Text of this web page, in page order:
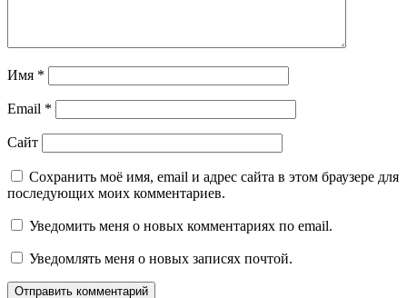
Имя *
Email *
Сайт
Сохранить моё имя, email и адрес сайта в этом браузере для
последующих моих комментариев.
Уведомить меня о новых комментариях по email.
Уведомлять меня о новых записях почтой.